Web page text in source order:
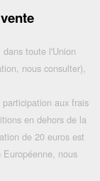
toute l'Union
nous consulter),
aux frais
en dehors de la
de 20 euros est
nous